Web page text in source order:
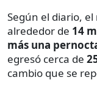
Según el diario,
alrededor de 14
más una
egresó cerca de
cambio que se